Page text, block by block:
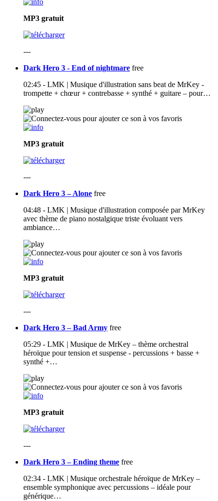
MP3 gratuit
---
Dark Hero 3 - End of nightmare free
02:45 - LMK | Musique d'illustration sans beat de MrKey -
trompette + chœur + contrebasse + synthé + guitare – pour…
MP3 gratuit
---
Dark Hero 3 – Alone free
04:48 - LMK | Musique d'illustration composée par MrKey
avec thème de piano nostalgique triste évoluant vers
ambiance…
MP3 gratuit
---
Dark Hero 3 – Bad Army free
05:29 - LMK | Musique de MrKey – thème orchestral
héroïque pour tension et suspense - percussions + basse +
synthé +…
MP3 gratuit
---
Dark Hero 3 – Ending theme free
02:34 - LMK | Musique orchestrale héroïque de MrKey –
ensemble symphonique avec percussions – idéale pour
générique…